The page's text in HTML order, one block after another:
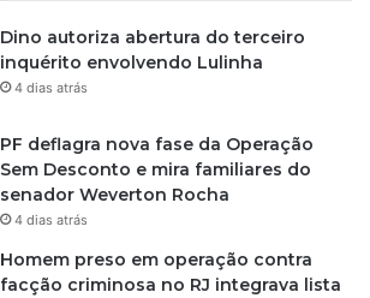
Dino autoriza abertura do terceiro
inquérito envolvendo Lulinha
4 dias atrás
PF deflagra nova fase da Operação
Sem Desconto e mira familiares do
senador Weverton Rocha
4 dias atrás
Homem preso em operação contra
facção criminosa no RJ integrava lista